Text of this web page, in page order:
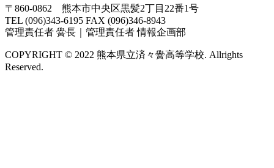
〒860-0862 熊本市中央区黒髪2丁目22番1号
TEL (096)343-6195 FAX (096)346-8943
管理責任者 黌長｜管理責任者 情報企画部
COPYRIGHT © 2022 熊本県立済々黌高等学校. Allrights
Reserved.